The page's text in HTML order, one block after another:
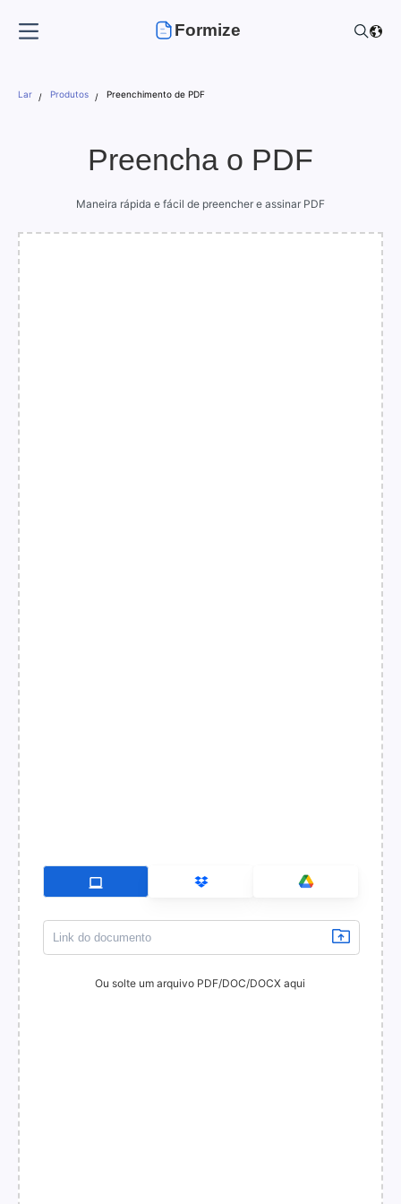
Formize
Lar Produtos Preenchimento de PDF
Preencha o PDF
Maneira rápida e fácil de preencher e assinar PDF
Ou solte um arquivo PDF/DOC/DOCX aqui